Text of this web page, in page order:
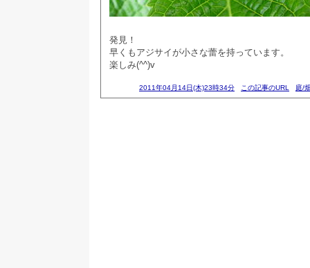
発見！
早くもアジサイが小さな蕾を持っています。
楽しみ(^^)v
2011年04月14日(木)23時34分 この記事のURL 庭/